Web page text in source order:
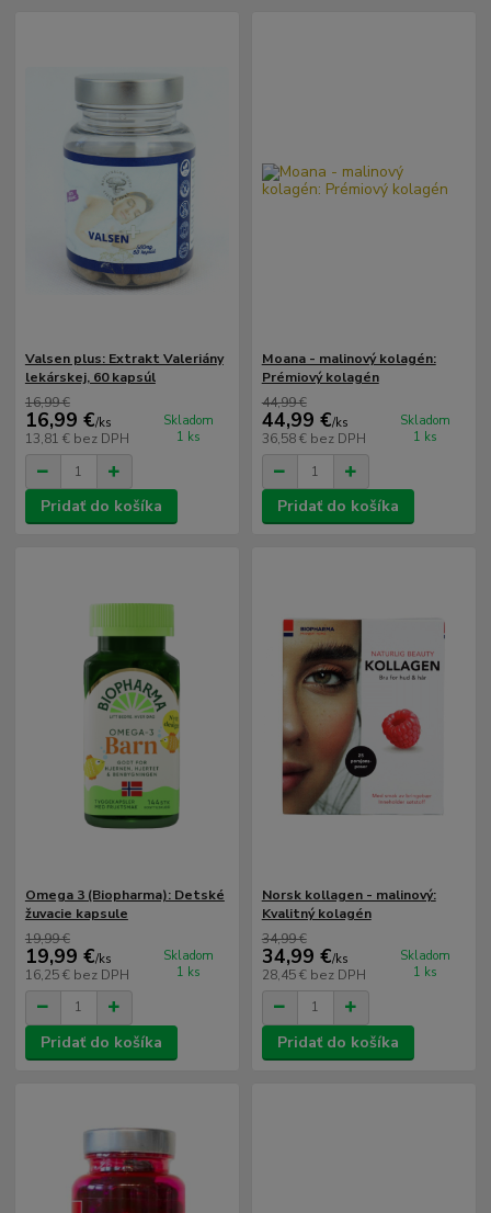
Valsen plus: Extrakt Valeriány
lekárskej, 60 kapsúl
16,99 €
16,99 €/ks
13,81 € bez DPH
Skladom
1 ks
Pridať do košíka
Moana - malinový kolagén:
Prémiový kolagén
44,99 €
44,99 €/ks
36,58 € bez DPH
Skladom
1 ks
Pridať do košíka
Omega 3 (Biopharma): Detské
žuvacie kapsule
19,99 €
19,99 €/ks
16,25 € bez DPH
Skladom
1 ks
Pridať do košíka
Norsk kollagen - malinový:
Kvalitný kolagén
34,99 €
34,99 €/ks
28,45 € bez DPH
Skladom
1 ks
Pridať do košíka